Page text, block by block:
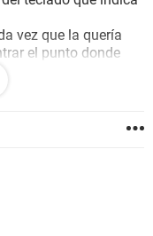
vez que la quería
el punto donde
prender la netbook
y no ocurria nada al
la luz debajo
es que ya no se